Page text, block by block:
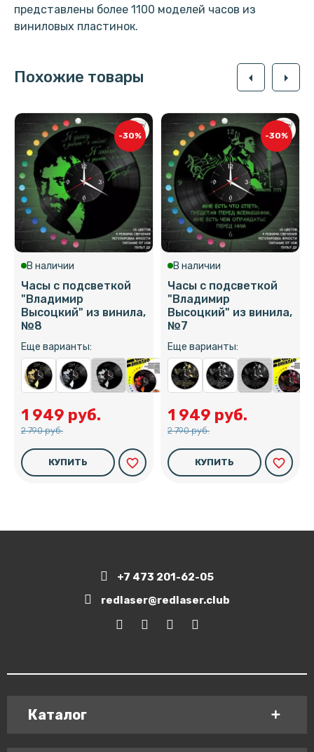
представлены более 1100 моделей часов из
виниловых пластинок.
Похожие товары arrow_left arrow_right
-30%
В наличии
Часы с подсветкой
"Владимир
Высоцкий" из винила,
№8
Еще варианты:
1 949 руб.
2 790 руб.
КУПИТЬ favorite_border
-30%
В наличии
Часы с подсветкой
"Владимир
Высоцкий" из винила,
№7
Еще варианты:
1 949 руб.
2 790 руб.
КУПИТЬ favorite_border
+7 473 201-62-05
redlaser@redlaser.club
Каталог